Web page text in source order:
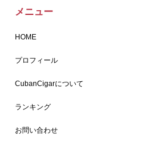
メニュー
HOME
プロフィール
CubanCigarについて
ランキング
お問い合わせ